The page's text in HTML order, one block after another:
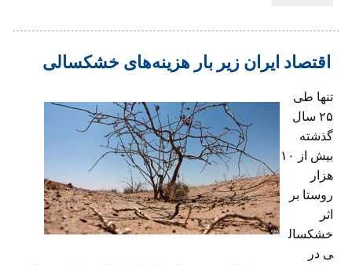
اقتصاد ایران زیر بار هزینه‌های خشکسالی
تنها طی
۲۵ سال
گذشته
بیش از ۱۰
هزار
روستا بر
اثر
خشکسال
ی در